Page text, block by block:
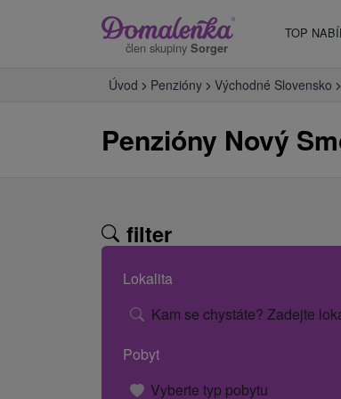
člen skupiny Sorger
TOP
Úvod Penzióny Východné Slovensko
Penzióny Nový
filter
Lokalita
Kam se chystáte? Zadejte
Pobyt
Vyberte typ pobytu